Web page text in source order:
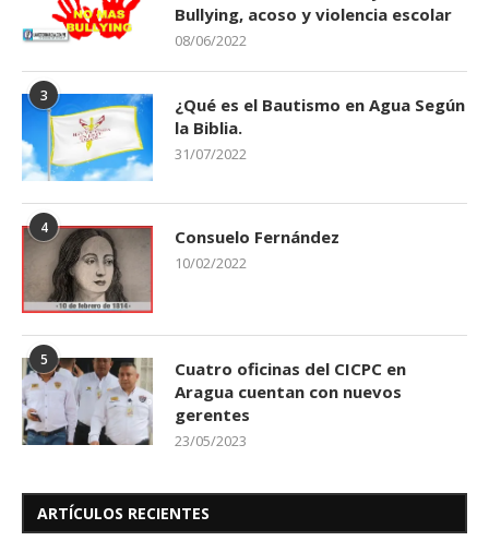
Bullying, acoso y violencia escolar
08/06/2022
3
¿Qué es el Bautismo en Agua Según
la Biblia.
31/07/2022
4 Consuelo Fernández
10/02/2022
5
Cuatro oficinas del CICPC en
Aragua cuentan con nuevos
gerentes
23/05/2023
ARTÍCULOS RECIENTES